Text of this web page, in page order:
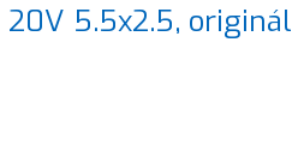
5.5x2.5, originál